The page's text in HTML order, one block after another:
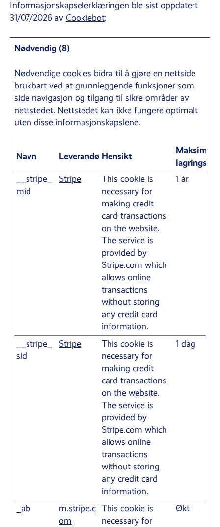
Informasjonskapselerklæringen ble sist oppdatert
31/07/2026 av Cookiebot:
Nødvendig (8)
Nødvendige cookies bidra til å gjøre en nettside
brukbart ved at grunnleggende funksjoner som
side navigasjon og tilgang til sikre områder av
nettstedet. Nettstedet kan ikke fungere optimalt
uten disse informasjonskapslene.
Navn Leverandør Hensikt
Maksimal
__stripe_
mid
Stripe
This cookie is
necessary for
making credit
card transactions
on the website.
The service is
provided by
Stripe.com which
allows online
transactions
without storing
any credit card
information.
1 år
__stripe_
sid
Stripe
This cookie is
necessary for
making credit
card transactions
on the website.
The service is
provided by
Stripe.com which
allows online
transactions
without storing
any credit card
information.
1 dag
_ab
m.stripe.c
om
This cookie is
necessary for
Økt